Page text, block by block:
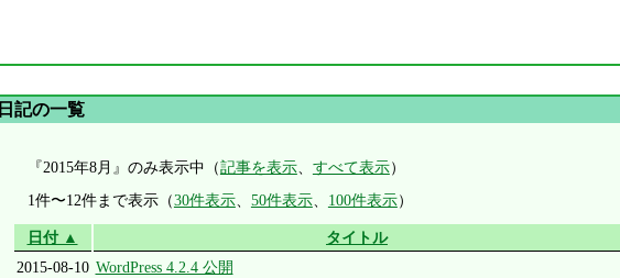
日記の一覧
『2015年8月』のみ表示中（記事を表示、 すべて表示）
1件〜12件まで表示（30件表示、 50件表示、 100件表示）
日付 ▲ タイトル
2015-08-10 WordPress 4.2.4 公開